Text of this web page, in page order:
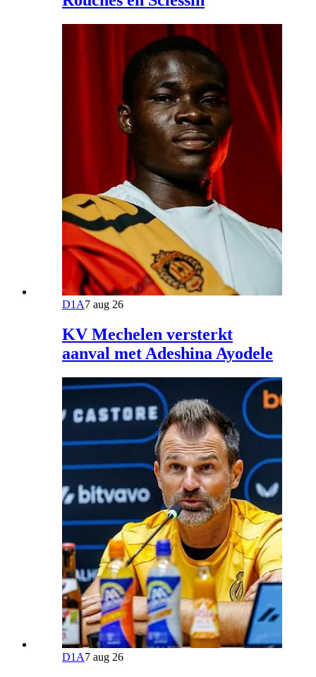
D1A7 aug 26
KV Mechelen versterkt
aanval met Adeshina Ayodele
D1A7 aug 26